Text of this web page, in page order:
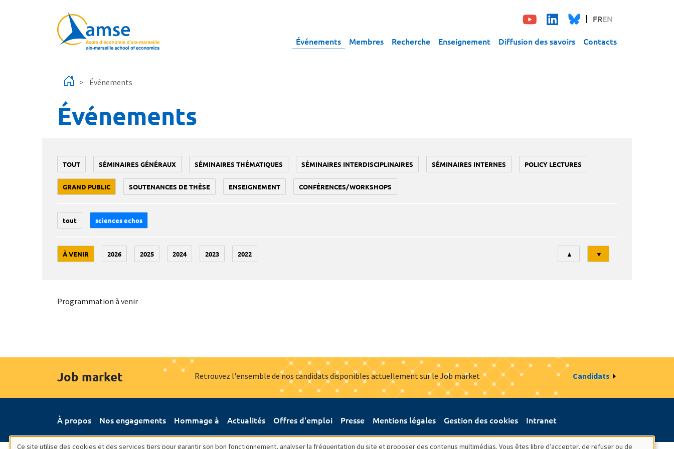
FREN
Événements Membres Recherche Enseignement Diffusion des savoirs Contacts
Événements
Événements
TOUT SÉMINAIRES GÉNÉRAUX SÉMINAIRES THÉMATIQUES SÉMINAIRES INTERDISCIPLINAIRES SÉMINAIRES INTERNES POLICY LECTURES
GRAND PUBLIC SOUTENANCES DE THÈSE ENSEIGNEMENT CONFÉRENCES/WORKSHOPS
tout sciences echos
À VENIR 2026 2025 2024 2023 2022
Tri
▲ ▼
Programmation à venir
Job market Retrouvez l'ensemble de nos candidats disponibles actuellement sur le Job market Candidats
À propos Nos engagements Hommage à Actualités Offres d'emploi Presse Mentions légales Gestion des cookies Intranet
Ce site utilise des cookies et des services tiers pour garantir son bon fonctionnement, analyser la fréquentation du site et proposer des contenus multimédias. Vous êtes libre d’accepter, de refuser ou de